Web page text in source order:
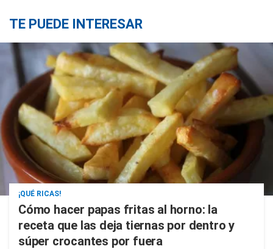
TE PUEDE INTERESAR
¡QUÉ RICAS!
Cómo hacer papas fritas al horno: la
receta que las deja tiernas por dentro y
súper crocantes por fuera